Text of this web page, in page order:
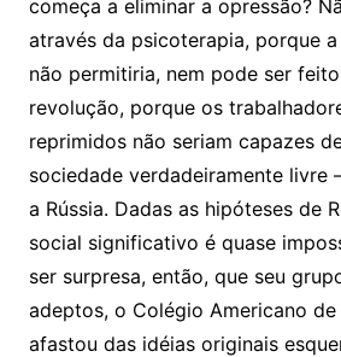
começa a eliminar a opressão?
através da psicoterapia, porque
não permitiria, nem pode ser
revolução, porque os
reprimidos não seriam capazes
sociedade verdadeiramente livre
a Rússia. Dadas as hipóteses de
social significativo é quase
ser surpresa, então, que seu
adeptos, o Colégio Americano
afastou das idéias originais